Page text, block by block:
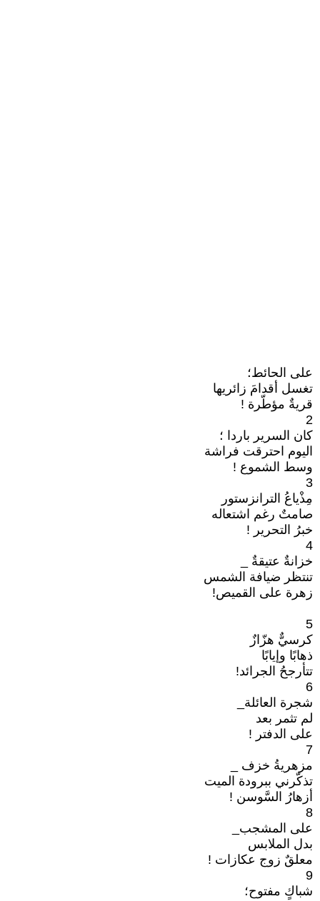
على الحائط؛
تغسل أقدامَ زائريها
قريةٌ مؤطّرة !
2
كان السرير باردا ؛
اليوم احترقت فراشة
وسط الشموع !
3
مِذْياعُ الترانزستور
صامتٌ رغم اشتعاله
خبرُ التحرير !
4
خزانةٌ عتيقةٌ _
تنتظر ضيافة الشمس
زهرة على القميص!
5
كرسيٌّ هزّازٌ
ذهابًا وإيابًا
تتأرجحُ الجرائد!
6
شجرة العائلة_
لم تثمر بعد
على الدفتر !
7
مزهريةُ خزف _
تذكّرني ببرودة الميت
أزهارُ السَّوسن !
8
على المشجب_
بدل الملابس
معلقٌ زوج عكازات !
9
شباكٍ مفتوح؛